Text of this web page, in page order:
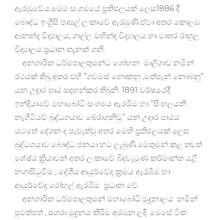
ඇරඹුවේය.මෙම සංගමයේ ප්‍රතිඵලයක් ලෙස1886 දී
බෞද්ධ ඉංග්‍රීසි පාසල් ලංකාවේ ඇරඹුණි.ඒවා අතර කොලඹ
ආනන්ද විද්‍යාලය, ගාල්ල මහින්ද විද්‍යාලය හා මාතර රාහුල
විද්‍යාලය ප්‍රධාන තැනක් ගනී.
අනගාරික ධර්මපාලතුමන්ට ශෝභන මාලිගාව නමින්
රථයක් තිබූ අතර එහි ”ගවමස් නොකනු ,මත්පැන් නොබනු”
යන උදාර පාඨ සදහන්කර තිබුනි. 1891 වර්ෂයේදී
ඉන්දියාවේ මහා‍බෝධි සංගමය ඇරඹීම හා ”සිංහලයනි
නැගිටියව් බුද්ධගයාව බේරාගනිවු” යන උදාර පාඨය
යටතේ දේශන ද පැවැත්වූ අතර මෙහි ප්‍රතිඵලයක් ලෙස
බුද්ධගයාව බෞද්ධ ජනයා හට ලැබුණි.මෙතුමන් කළ තවත්
ශේෂ්ඨ ක්‍රියාවන් අතර ලංකාවේ බිදවැටුණ කර්මාන්ත යළි
නගාසිටුවීම , දේශීය ආයුර්වේද ක්‍රමය ඇරඹීම හා
ආයුර්වේද රෝහල් ඇරඹීම ප්‍රධාන වේ.
අනගාරික ධර්මපාලතුමන් මහාබෝධි මුද්‍රනාලය නමින්
පුවත්පත් , සගරා මුද්‍රනය කිරිම අරඹන ලදි. මෙසේ ටික